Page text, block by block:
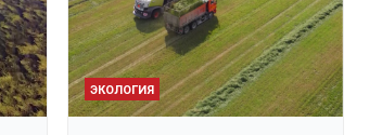
ЭКОЛОГИЯ